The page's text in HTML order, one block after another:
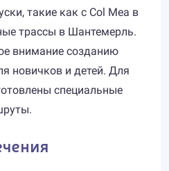
такие как с Col Mea в
трассы в Шантемерль.
внимание созданию
новичков и детей. Для
специальные